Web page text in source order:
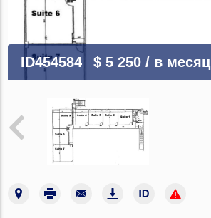
ID454584 $ 5 250/ в месяц